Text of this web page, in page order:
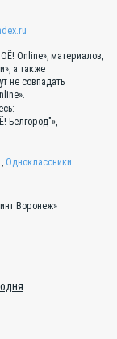
Online», материалов,
а также
не совпадать
Белгород"»,
, Одноклассники
Воронеж»